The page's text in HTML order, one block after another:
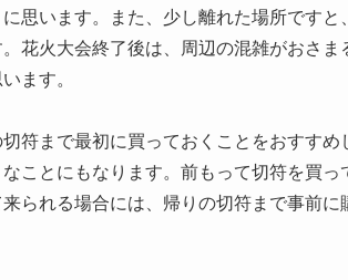
思います。また、少し離れた場所ですと
花火大会終了後は、周辺の混雑がおさま
ます。
符まで最初に買っておくことをおすすめ
ことにもなります。前もって切符を買っ
られる場合には、帰りの切符まで事前に